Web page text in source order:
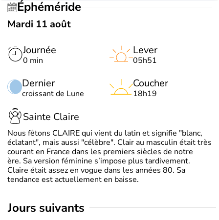
Éphéméride
Mardi 11 août
Journée
0 min
Dernier
croissant de Lune
Lever
05h51
Coucher
18h19
Sainte Claire
Nous fêtons CLAIRE qui vient du latin et signifie "blanc,
éclatant", mais aussi "célèbre". Clair au masculin était très
courant en France dans les premiers siècles de notre
ère. Sa version féminine s’impose plus tardivement.
Claire était assez en vogue dans les années 80. Sa
tendance est actuellement en baisse.
jours suivants